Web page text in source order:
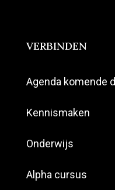
VERBINDEN
Agenda komende
Kennismaken
Onderwijs
Alpha cursus